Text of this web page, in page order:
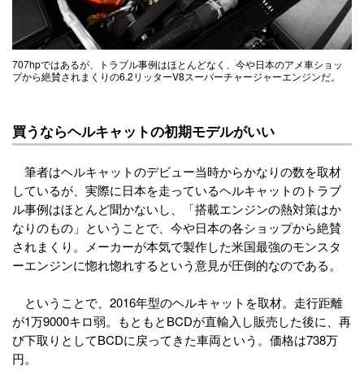
707hpではあるが、トラブル事例はほとんどなく、今や日本のアメ車ショッ
プから絶賛されまくりの6.2リッターV8スーパーチャージャーエンジンだ。
買うならヘルキャットの初期モデルがいい
筆者はヘルキャットのデビュー当時からかなりの数を取材
しているが、実際に日本を走っているヘルキャットのトラブ
ル事例はほとんど聞かないし、「搭載エンジンの熱対策はか
なりのもの」ということで、今や日本の各ショップから絶賛
されまくり。メーカーが本気で製作した米国最強のモンスタ
ーエンジンに惚れ惚れするという意見が圧倒的なのである。
ということで、2016年型のヘルキャットを取材。走行距離
が1万9000キロ弱。もともとBCDが直輸入し販売した後に、再
び下取りとしてBCDに戻ってきた車両という。価格は738万
円。